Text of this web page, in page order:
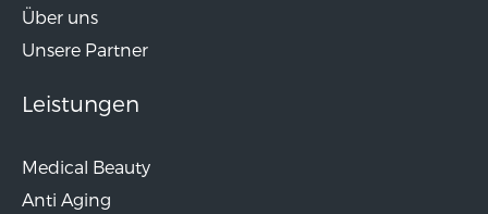
Über uns
Unsere Partner
Leistungen
Medical Beauty
Anti Aging